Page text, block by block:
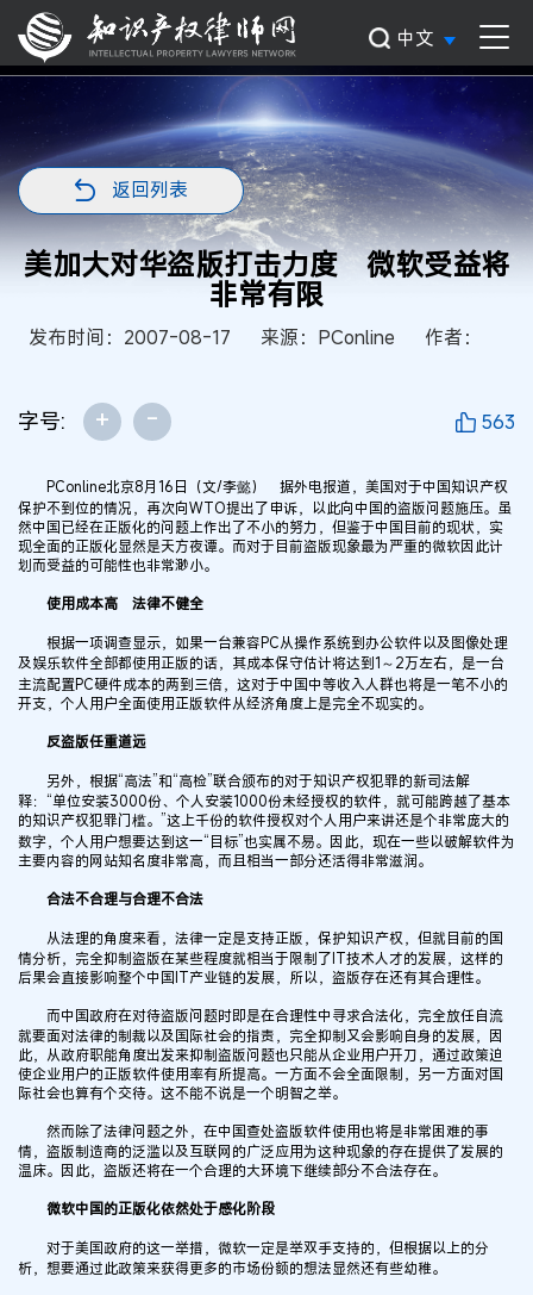
中文
返回列表
美加大对华盗版打击力度 微软受益将
非常有限
发布时间：2007-08-17 来源：PConline 作者：
字号: + - 563
PConline北京8月16日（文/李懿） 据外电报道，美国对于中国知识产权
保护不到位的情况，再次向WTO提出了申诉，以此向中国的盗版问题施压。虽
然中国已经在正版化的问题上作出了不小的努力，但鉴于中国目前的现状，实
现全面的正版化显然是天方夜谭。而对于目前盗版现象最为严重的微软因此计
划而受益的可能性也非常渺小。
使用成本高 法律不健全
根据一项调查显示，如果一台兼容PC从操作系统到办公软件以及图像处理
及娱乐软件全部都使用正版的话，其成本保守估计将达到1～2万左右，是一台
主流配置PC硬件成本的两到三倍，这对于中国中等收入人群也将是一笔不小的
开支，个人用户全面使用正版软件从经济角度上是完全不现实的。
反盗版任重道远
另外，根据“高法”和“高检”联合颁布的对于知识产权犯罪的新司法解
释：“单位安装3000份、个人安装1000份未经授权的软件，就可能跨越了基本
的知识产权犯罪门槛。”这上千份的软件授权对个人用户来讲还是个非常庞大的
数字，个人用户想要达到这一“目标”也实属不易。因此，现在一些以破解软件为
主要内容的网站知名度非常高，而且相当一部分还活得非常滋润。
合法不合理与合理不合法
从法理的角度来看，法律一定是支持正版，保护知识产权，但就目前的国
情分析，完全抑制盗版在某些程度就相当于限制了IT技术人才的发展，这样的
后果会直接影响整个中国IT产业链的发展，所以，盗版存在还有其合理性。
而中国政府在对待盗版问题时即是在合理性中寻求合法化，完全放任自流
就要面对法律的制裁以及国际社会的指责，完全抑制又会影响自身的发展，因
此，从政府职能角度出发来抑制盗版问题也只能从企业用户开刀，通过政策迫
使企业用户的正版软件使用率有所提高。一方面不会全面限制，另一方面对国
际社会也算有个交待。这不能不说是一个明智之举。
然而除了法律问题之外，在中国查处盗版软件使用也将是非常困难的事
情，盗版制造商的泛滥以及互联网的广泛应用为这种现象的存在提供了发展的
温床。因此，盗版还将在一个合理的大环境下继续部分不合法存在。
微软中国的正版化依然处于感化阶段
对于美国政府的这一举措，微软一定是举双手支持的，但根据以上的分
析，想要通过此政策来获得更多的市场份额的想法显然还有些幼稚。